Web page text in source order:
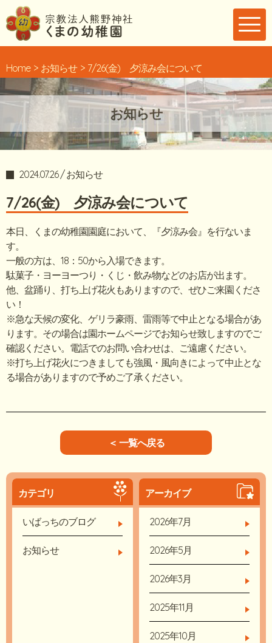
Home お知らせ 7/26(金) 夕涼み会について
お知らせ
2024.07.26 / お知らせ
7/26(金) 夕涼み会について
本日、くまの幼稚園園庭において、『夕涼み会』を行ないま
す。
一般の方は、18：50から入場できます。
駄菓子・ヨーヨーつり・くじ・飲み物などのお店が出ます。
他、盆踊り、打ち上げ花火もありますので、ぜひご来園くださ
い！
※急な天候の変化、ゲリラ豪雨、雷雨等で中止となる場合があ
ります。その場合は園ホームページでお知らせ致しますのでご
確認ください。電話でのお問い合わせは、ご遠慮ください。
※打ち上げ花火につきましても強風・風向きによって中止とな
る場合がありますので予めご了承ください。
＜ 一覧へ戻る
カテゴリ
いばっちのブログ
お知らせ
アーカイブ
2026年7月
2026年5月
2026年3月
2025年11月
2025年10月